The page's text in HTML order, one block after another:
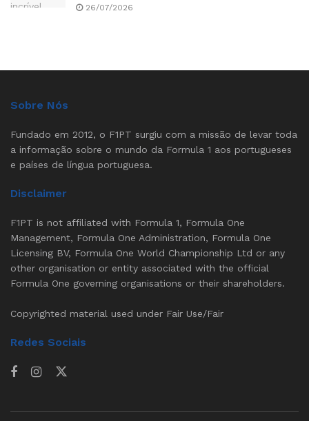
26/07/2026
Sobre Nós
Fundado em 2012, o F1PT surgiu com a missão de levar toda
a informação sobre o mundo da Formula 1 aos portugueses
e países de língua portuguesa.
Disclaimer
F1PT is not affiliated with Formula 1, Formula One
Management, Formula One Administration, Formula One
Licensing BV, Formula One World Championship Ltd or any
other organisation or entity associated with the official
Formula One governing organisations or their shareholders.
Copyrighted material used under Fair Use/Fair
Redes Sociais